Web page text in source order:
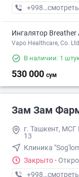
+998 (91) XXX-
смотреть
Ингалятор Breather
Vapo Healthcare, Co.
В наличии: 1
530 000 сум
Зам Зам
г. Ташкент, МСГ
13
Клиника
Закрыто ·
+998 (94) XXX-
смотреть